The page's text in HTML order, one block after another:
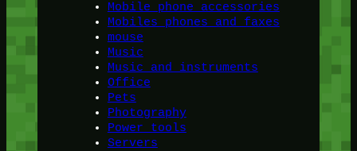
Mobile phone accessories
Mobiles phones and faxes
mouse
Music
Music and instruments
Office
Pets
Photography
Power tools
Servers